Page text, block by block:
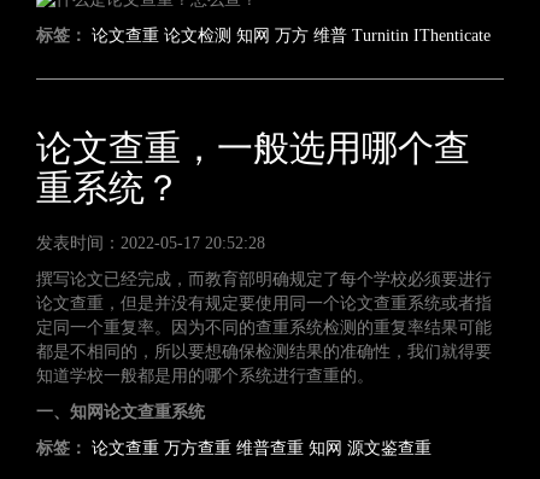
标签： 论文查重 论文检测 知网 万方 维普 Turnitin IThenticate
论文查重，一般选用哪个查
重系统？
发表时间：2022-05-17 20:52:28
撰写论文已经完成，而教育部明确规定了每个学校必须要进行
论文查重，但是并没有规定要使用同一个论文查重系统或者指
定同一个重复率。因为不同的查重系统检测的重复率结果可能
都是不相同的，所以要想确保检测结果的准确性，我们就得要
知道学校一般都是用的哪个系统进行查重的。
一、知网论文查重系统
标签： 论文查重 万方查重 维普查重 知网 源文鉴查重